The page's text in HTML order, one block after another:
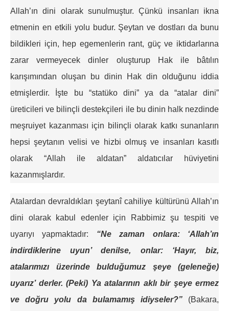
Allah’ın dini olarak sunulmuştur. Çünkü insanları ikna
etmenin en etkili yolu budur. Şeytan ve dostları da bunu
bildikleri için, hep egemenlerin rant, güç ve iktidarlarına
zarar vermeyecek dinler oluşturup Hak ile bâtılın
karışımından oluşan bu dinin Hak din olduğunu iddia
etmişlerdir. İşte bu “statüko dini” ya da “atalar dini”
üreticileri ve bilinçli destekçileri ile bu dinin halk nezdinde
meşruiyet kazanması için bilinçli olarak katkı sunanların
hepsi şeytanın velisi ve hizbi olmuş ve insanları kasıtlı
olarak “Allah ile aldatan” aldatıcılar hüviyetini
kazanmışlardır.
Atalardan devraldıkları şeytanî cahiliye kültürünü Allah’ın
dini olarak kabul edenler için Rabbimiz şu tespiti ve
uyarıyı yapmaktadır: “Ne zaman onlara: ‘Allah’ın
indirdiklerine uyun’ denilse, onlar: ‘Hayır, biz,
atalarımızı üzerinde bulduğumuz şeye (geleneğe)
uyarız’ derler. (Peki) Ya atalarının aklı bir şeye ermez
ve doğru yolu da bulamamış idiyseler?”(Bakara,